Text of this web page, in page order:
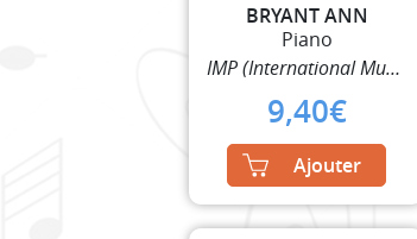
BRYANT ANN
Piano
IMP (International Music Publisher)
9,40€
Ajouter